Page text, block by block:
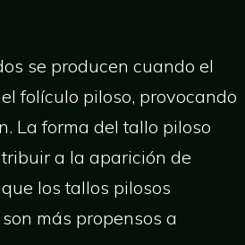
se producen cuando el
folículo piloso, provocando
La forma del tallo piloso
a la aparición de
los tallos pilosos
más propensos a